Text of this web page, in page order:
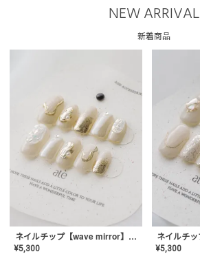
NEW ARRIVAL
新着商品
ネイルチップ【wave mirror】AE-CONA-04
¥5,300 ¥5,300